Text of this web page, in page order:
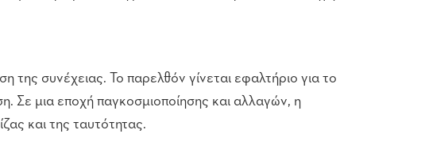
συνέχειας. Το παρελθόν γίνεται εφαλτήριο για το
Σε μια εποχή παγκοσμιοποίησης και αλλαγών, η
και της ταυτότητας.